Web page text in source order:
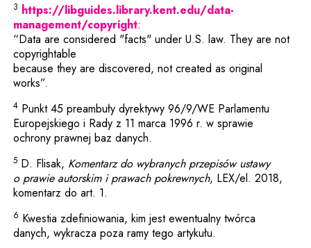
3 https://libguides.library.kent.edu/data-
management/copyrightUwaga, link zostanie otwarty w
:
“Data are considered "facts" under U.S. law. They are not
copyrightable
because they are discovered, not created as original
works”.
4 Punkt 45 preambuły dyrektywy 96/9/WE Parlamentu
Europejskiego i Rady z 11 marca 1996 r. w sprawie
ochrony prawnej baz danych.
5 D. Flisak, Komentarz do wybranych przepisów ustawy
o prawie autorskim i prawach pokrewnych, LEX/el. 2018,
komentarz do art. 1.
6 Kwestia zdefiniowania, kim jest ewentualny twórca
danych, wykracza poza ramy tego artykułu.